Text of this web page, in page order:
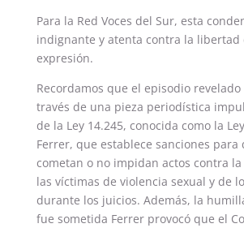
Para la Red Voces del Sur, esta
indignante y atenta contra la libertad
expresión.
Recordamos que el episodio revelado
través de una pieza periodística
de la Ley 14.245, conocida como la
Ferrer, que establece sanciones para
cometan o no impidan actos contra
las víctimas de violencia sexual y de
durante los juicios. Además, la
fue sometida Ferrer provocó que el